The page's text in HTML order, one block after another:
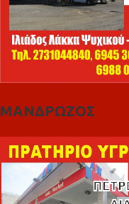
ΜΑΝΔΡΩΖΟΣ